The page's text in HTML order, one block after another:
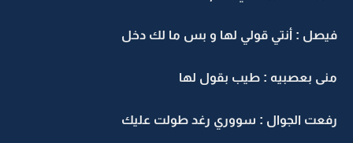
فيصل : أنتي قولي لها و بس ما لك دخل
منى بعصبيه : طيب بقول لها
رفعت الجوال : سووري رغد طولت عليك